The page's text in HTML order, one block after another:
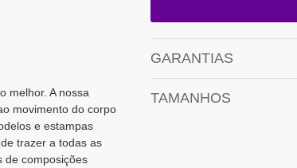
melhor. A nossa
movimento do corpo
e estampas
trazer a todas as
de composições
GARANTIAS
TAMANHOS